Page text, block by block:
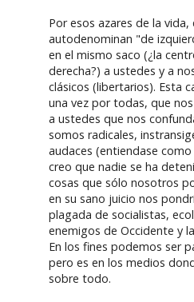
Por esos azares de la vida,
autodenominan "de
en el mismo saco (¿la
derecha?) a ustedes y a
clásicos (libertarios). Esta
una vez por todas, que
a ustedes que nos
somos radicales,
audaces (entiendase
creo que nadie se ha
cosas que sólo nosotros
en su sano juicio nos
plagada de socialistas,
enemigos de Occidente y
En los fines podemos ser
pero es en los medios
sobre todo.